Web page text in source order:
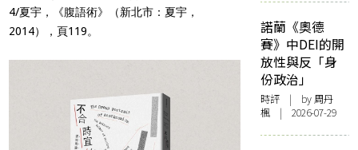
4/夏宇，《腹語術》（新北市：夏宇，
2014），頁119。
諾蘭《奧德
賽》中DEI的開
放性與反「身
份政治」
時評 | by周丹
楓 | 2026-07-29